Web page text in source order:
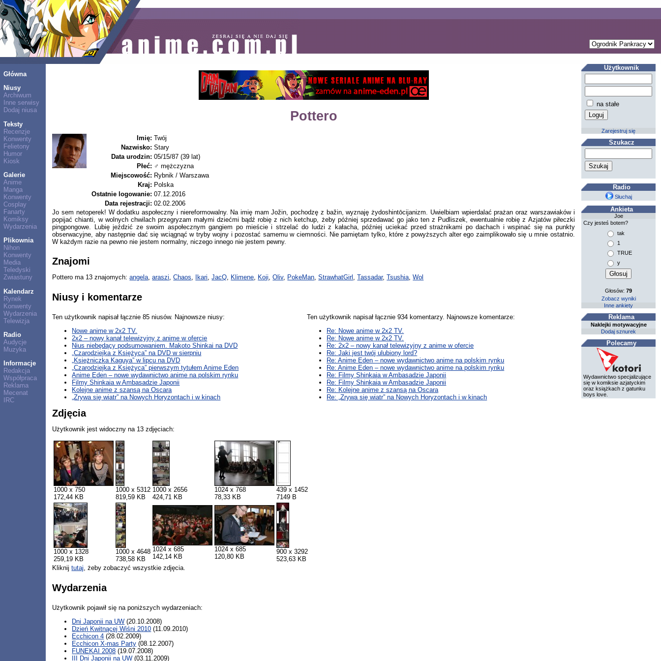
Główna
Niusy
Archiwum
Inne serwisy
Dodaj niusa
Teksty
Recenzje
Konwenty
Felietony
Humor
Kiosk
Galerie
Anime
Manga
Konwenty
Cosplay
Fanarty
Komiksy
Wydarzenia
Plikownia
Nihon
Konwenty
Media
Teledyski
Zwiastuny
Kalendarz
Rynek
Konwenty
Wydarzenia
Telewizja
Radio
Audycje
Muzyka
Informacje
Redakcja
Współpraca
Reklama
Mecenat
IRC
Pottero
Imię: Twój
Nazwisko: Stary
Data urodzin: 05/15/87 (39 lat)
Płeć: ♂ mężczyzna
Miejscowość: Rybnik / Warszawa
Kraj: Polska
Ostatnie logowanie: 07.12.2016
Data rejestracji: 02.02.2006
Jo sem netoperek! W dodatku aspołeczny i niereformowalny. Na imię mam Jožin, pochodzę z bažin, wyznaję żydoshintōcijanizm. Uwielbiam wpierdalać prażan oraz warszawiaków i
popijać chianti, w wolnych chwilach przegryzam małymi dziećmi bądź robię z nich ketchup, żeby później sprzedawać go jako ten z Pudliszek, ewentualnie robię z Azjatów piłeczki
pingpongowe. Lubię jeździć ze swoim aspołecznym gangiem po mieście i strzelać do ludzi z kałacha, później uciekać przed strażnikami po dachach i wspinać się na punkty
obserwacyjne, aby następnie dać się wciągnąć w tryby wojny i pozostać samemu w ciemności. Nie pamiętam tylko, które z powyższych alter ego zaimplikowało się u mnie ostatnio.
W każdym razie na pewno nie jestem normalny, niczego innego nie jestem pewny.
Znajomi
Pottero ma 13 znajomych:angela,araszi,Chaos, Ikari,JacQ, Klimene, Koji,Oliv, PokeMan,StrawhatGirl ,Tassadar,Tsushia,Wol
Niusy i komentarze
Ten użytkownik napisał łącznie 85 niusów. Najnowsze niusy:
Nowe anime w 2x2 TV.
2x2 – nowy kanał telewizyjny z anime w ofercie
Nius niebędący podsumowaniem. Makoto Shinkai na DVD
„Czarodziejka z Księżyca” na DVD w sierpniu
„Księżniczka Kaguya” w lipcu na DVD
„Czarodziejka z Księżyca” pierwszym tytułem Anime Eden
Anime Eden – nowe wydawnictwo anime na polskim rynku
Filmy Shinkaia w Ambasadzie Japonii
Kolejne anime z szansą na Oscara
„Zrywa się wiatr” na Nowych Horyzontach i w kinach
Ten użytkownik napisał łącznie 934 komentarzy. Najnowsze komentarze:
Re: Nowe anime w 2x2 TV.
Re: Nowe anime w 2x2 TV.
Re: 2x2 – nowy kanał telewizyjny z anime w ofercie
Re: Jaki jest twój ulubiony lord?
Re: Anime Eden – nowe wydawnictwo anime na polskim rynku
Re: Anime Eden – nowe wydawnictwo anime na polskim rynku
Re: Filmy Shinkaia w Ambasadzie Japonii
Re: Filmy Shinkaia w Ambasadzie Japonii
Re: Kolejne anime z szansą na Oscara
Re: „Zrywa się wiatr” na Nowych Horyzontach i w kinach
Zdjęcia
Użytkownik jest widoczny na 13 zdjęciach:
1000 x 750
172,44 KB
1000 x 5312
819,59 KB
1000 x 2656
424,71 KB
1024 x 768
78,33 KB
439 x 1452
7149 B
1000 x 1328
259,19 KB
1000 x 4648
738,58 KB
1024 x 685
142,14 KB
1024 x 685
120,80 KB
900 x 3292
523,63 KB
Kliknijtutaj, żeby zobaczyć wszystkie zdjęcia.
Wydarzenia
Użytkownik pojawił się na poniższych wydarzeniach:
Dni Japonii na UW (20.10.2008)
Dzień Kwitnącej Wiśni 2010 (11.09.2010)
Ecchicon 4 (28.02.2009)
Ecchicon X-mas Party (08.12.2007)
FUNEKAI 2008 (19.07.2008)
III Dni Japonii na UW (03.11.2009)
Użytkownik
na stałe
Zarejestruj się
Szukacz
Radio
Słuchaj
Ankieta
Joe
Czy jesteś botem?
tak
1
TRUE
y
Głosów:79
Zobacz wyniki
Inne ankiety
Reklama
Naklejki motywacyjne
Dodaj sznurek
Polecamy
Wydawnictwo specjalizujące
się w komiksie azjatyckim
oraz książkach z gatunku
boys love.